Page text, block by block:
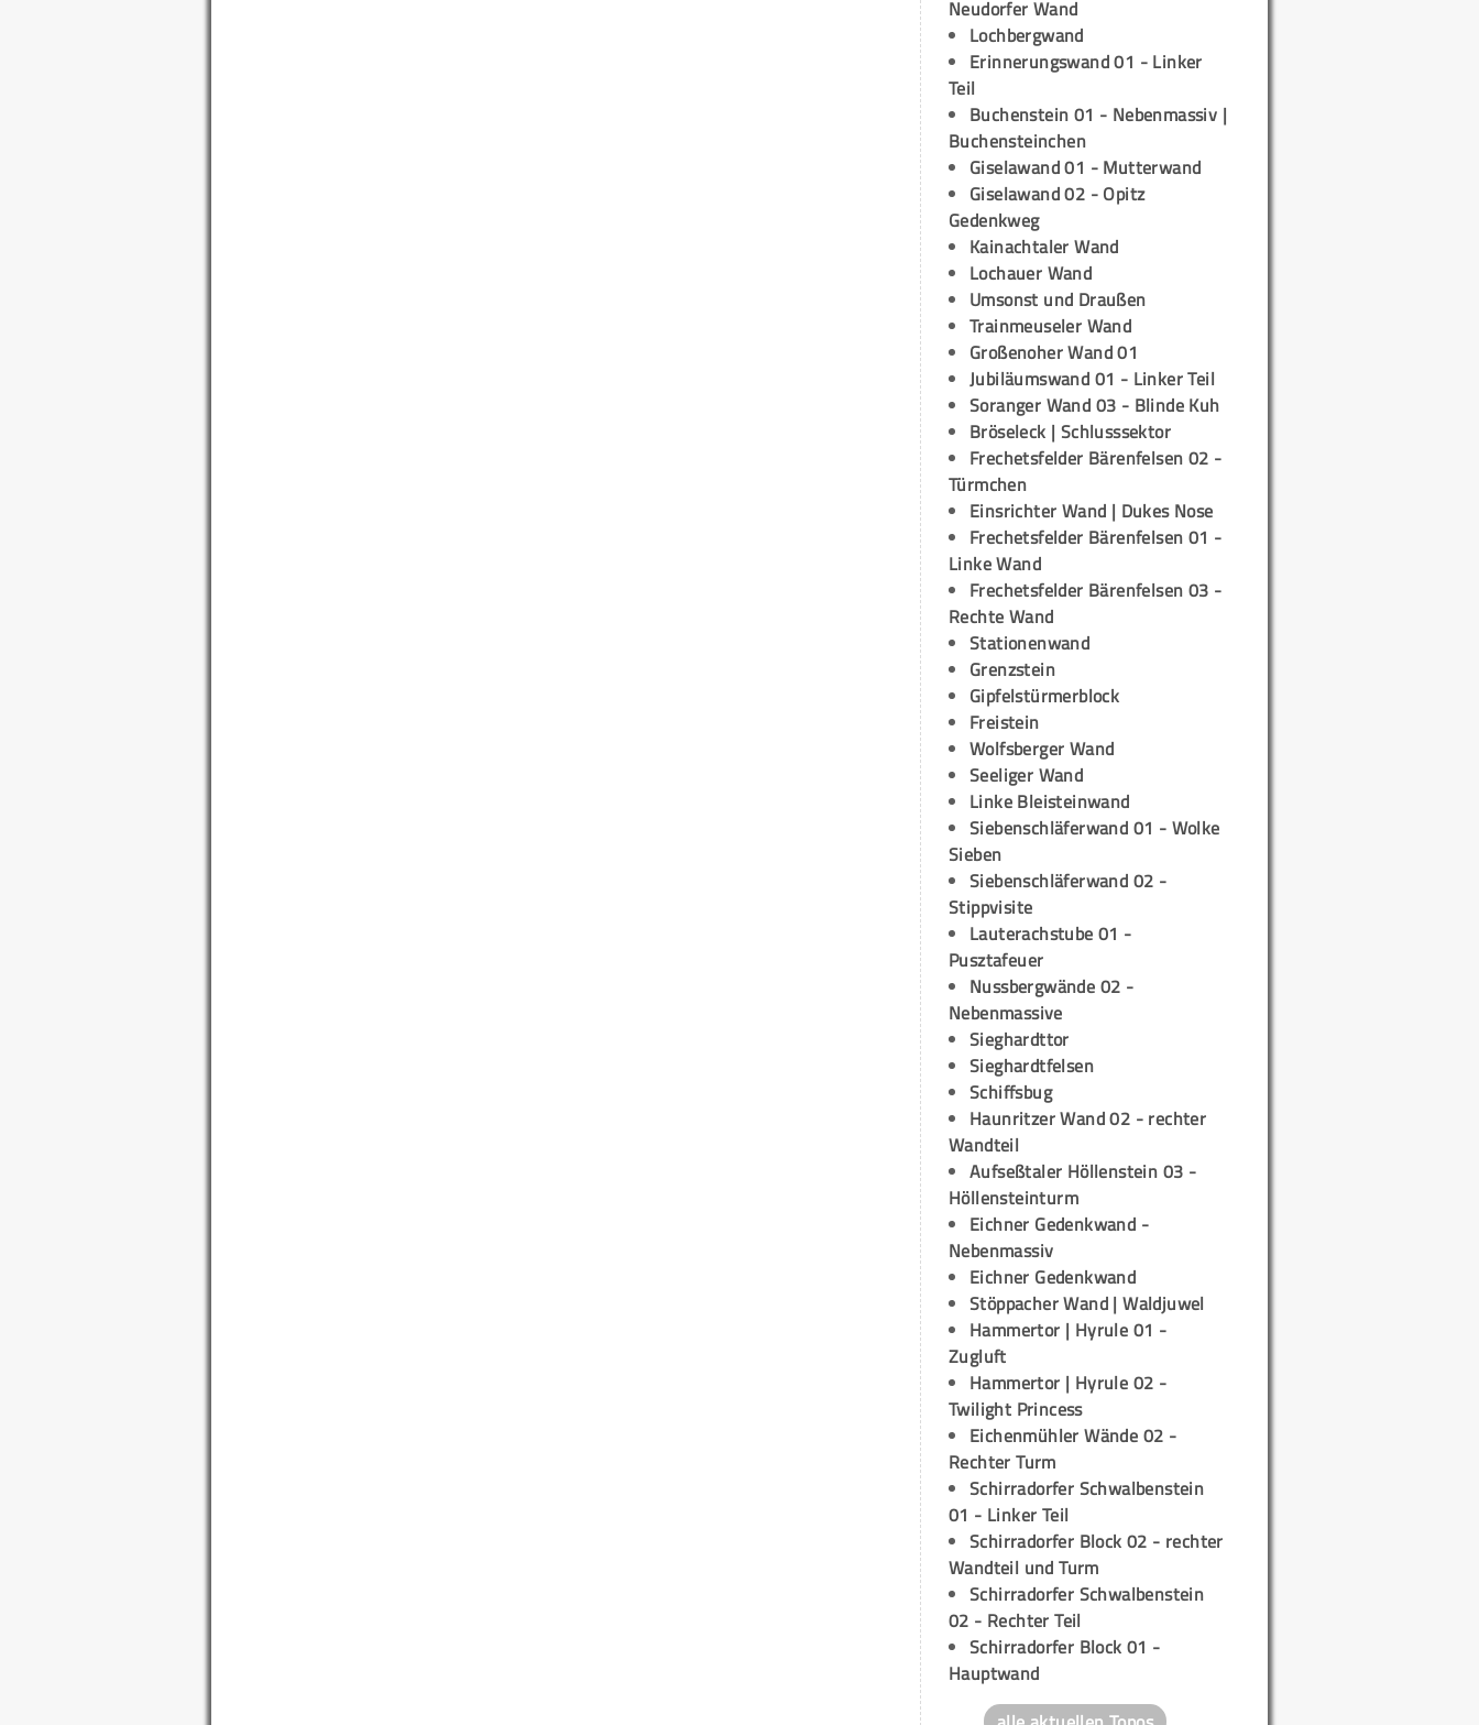
Neudorfer Wand
Lochbergwand
Erinnerungswand 01 - Linker
Teil
Buchenstein 01 - Nebenmassiv |
Buchensteinchen
Giselawand 01 - Mutterwand
Giselawand 02 - Opitz
Gedenkweg
Kainachtaler Wand
Lochauer Wand
Umsonst und Draußen
Trainmeuseler Wand
Großenoher Wand 01
Jubiläumswand 01 - Linker Teil
Soranger Wand 03 - Blinde Kuh
Bröseleck | Schlusssektor
Frechetsfelder Bärenfelsen 02 -
Türmchen
Einsrichter Wand | Dukes Nose
Frechetsfelder Bärenfelsen 01 -
Linke Wand
Frechetsfelder Bärenfelsen 03 -
Rechte Wand
Stationenwand
Grenzstein
Gipfelstürmerblock
Freistein
Wolfsberger Wand
Seeliger Wand
Linke Bleisteinwand
Siebenschläferwand 01 - Wolke
Sieben
Siebenschläferwand 02 -
Stippvisite
Lauterachstube 01 -
Pusztafeuer
Nussbergwände 02 -
Nebenmassive
Sieghardttor
Sieghardtfelsen
Schiffsbug
Haunritzer Wand 02 - rechter
Wandteil
Aufseßtaler Höllenstein 03 -
Höllensteinturm
Eichner Gedenkwand -
Nebenmassiv
Eichner Gedenkwand
Stöppacher Wand | Waldjuwel
Hammertor | Hyrule 01 -
Zugluft
Hammertor | Hyrule 02 -
Twilight Princess
Eichenmühler Wände 02 -
Rechter Turm
Schirradorfer Schwalbenstein
01 - Linker Teil
Schirradorfer Block 02 - rechter
Wandteil und Turm
Schirradorfer Schwalbenstein
02 - Rechter Teil
Schirradorfer Block 01 -
Hauptwand